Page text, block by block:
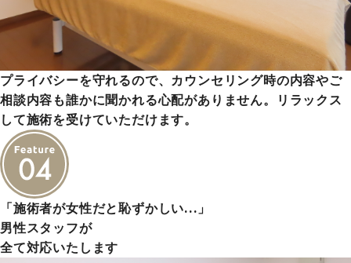
プライバシーを守れるので、カウンセリング時の内容やご
相談内容も誰かに聞かれる心配がありません。リラックス
して施術を受けていただけます。
「施術者が女性だと恥ずかしい…」
男性スタッフが
全て対応いたします